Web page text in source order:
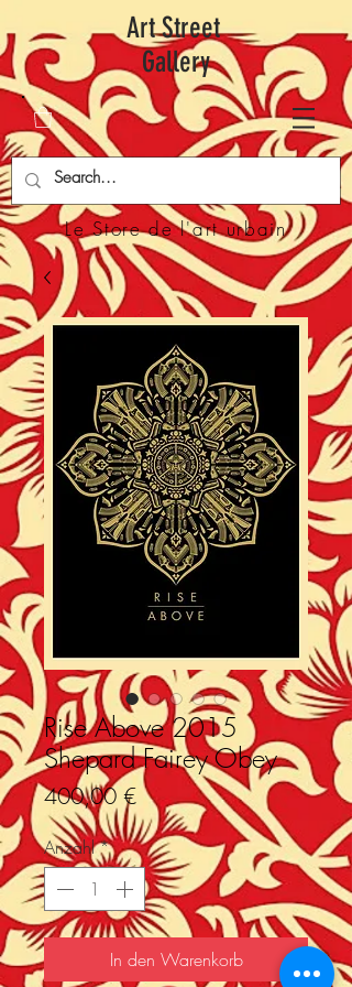
Art Street
Gallery
Le Store de l'art urbain
Rise Above 2015
Shepard Fairey Obey
400,00 €Preis
Anzahl*
In den Warenkorb